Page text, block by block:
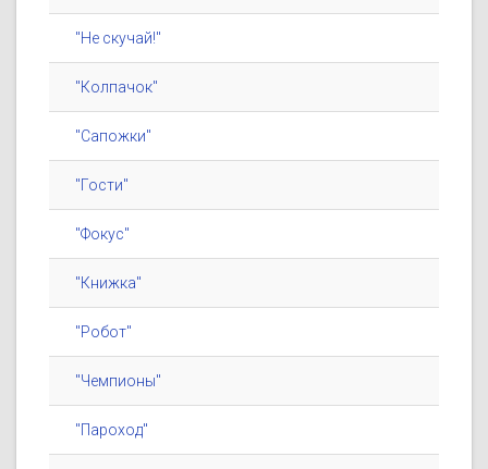
"Не скучай!"
"Колпачок"
"Сапожки"
"Гости"
"Фокус"
"Книжка"
"Робот"
"Чемпионы"
"Пароход"